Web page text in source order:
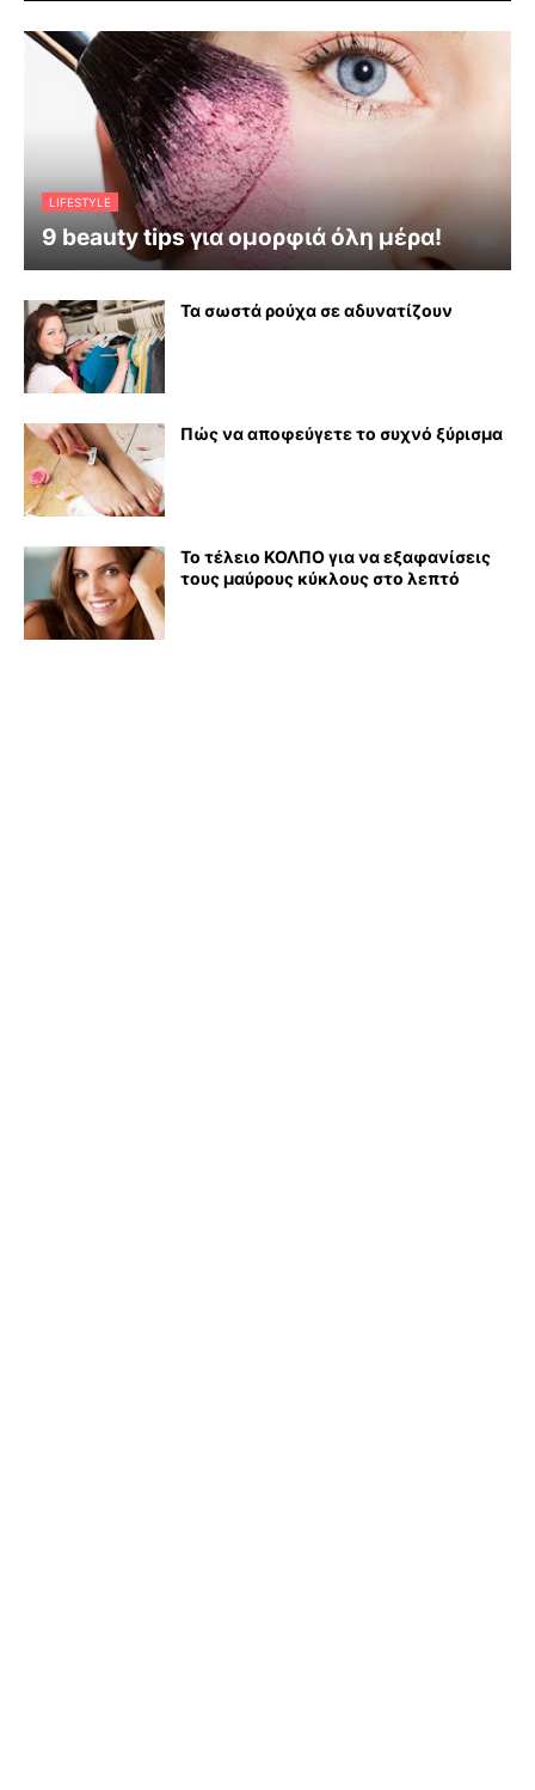
LIFESTYLE
9 beauty tips για ομορφιά όλη μέρα!
Τα σωστά ρούχα σε αδυνατίζουν
Πώς να αποφεύγετε το συχνό ξύρισμα
Το τέλειο ΚΟΛΠΟ για να εξαφανίσεις
τους μαύρους κύκλους στο λεπτό